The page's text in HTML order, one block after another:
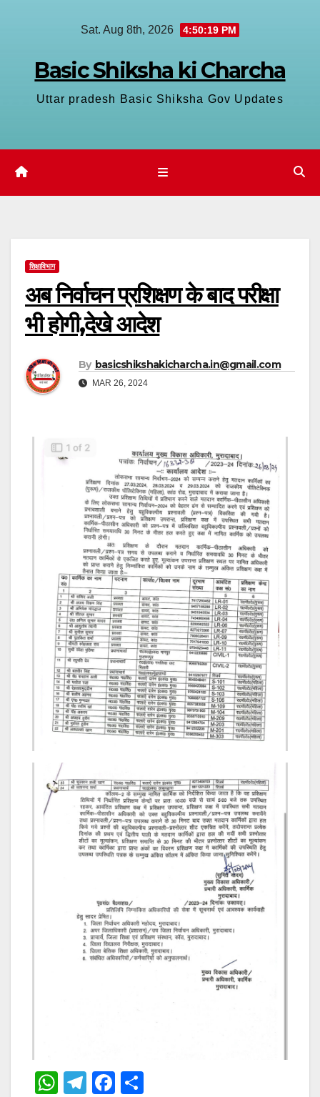
Sat. Aug 8th, 2026 4:50:20 PM
Basic Shiksha ki Charcha
Uttar pradesh Basic Shiksha Gov Updates
शिक्षाविभाग
अब निर्वाचन प्रशिक्षण के बाद परीक्षा
भी होगी,देखे आदेश
By basicshikshakicharcha.in@gmail.com
MAR 26, 2024
W
T
F